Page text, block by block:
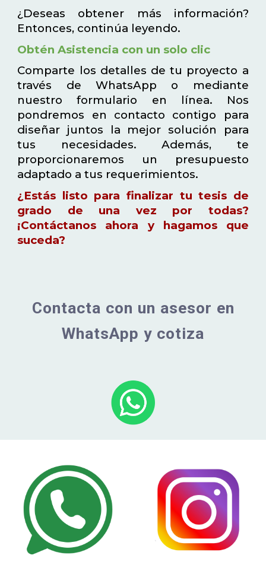
¿Deseas obtener más información?
Entonces, continúa leyendo.
Obtén Asistencia con un solo clic
Comparte los detalles de tu proyecto a
través de WhatsApp o mediante
nuestro formulario en línea. Nos
pondremos en contacto contigo para
diseñar juntos la mejor solución para
tus necesidades. Además, te
proporcionaremos un presupuesto
adaptado a tus requerimientos.
¿Estás listo para finalizar tu tesis de
grado de una vez por todas?
¡Contáctanos ahora y hagamos que
suceda?
Contacta con un asesor en
WhatsApp y cotiza